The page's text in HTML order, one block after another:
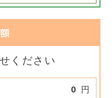
ください
0 円